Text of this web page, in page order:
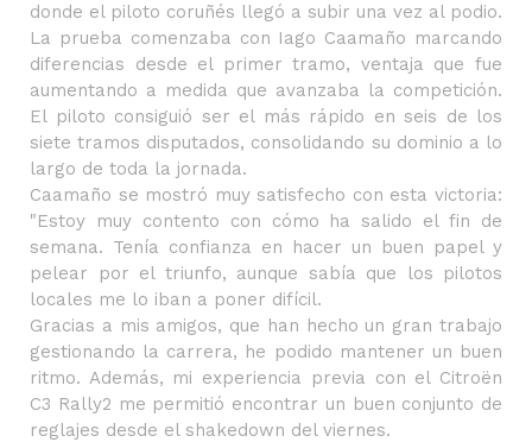
donde el piloto coruñés llegó a subir una vez al podio.
La prueba comenzaba con Iago Caamaño marcando
diferencias desde el primer tramo, ventaja que fue
aumentando a medida que avanzaba la competición.
El piloto consiguió ser el más rápido en seis de los
siete tramos disputados, consolidando su dominio a lo
largo de toda la jornada.
Caamaño se mostró muy satisfecho con esta victoria:
"Estoy muy contento con cómo ha salido el fin de
semana. Tenía confianza en hacer un buen papel y
pelear por el triunfo, aunque sabía que los pilotos
locales me lo iban a poner difícil.
Gracias a mis amigos, que han hecho un gran trabajo
gestionando la carrera, he podido mantener un buen
ritmo. Además, mi experiencia previa con el Citroën
C3 Rally2 me permitió encontrar un buen conjunto de
reglajes desde el shakedown del viernes.